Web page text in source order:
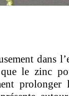
dans
que le zinc